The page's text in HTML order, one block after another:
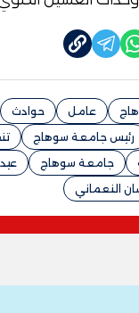
عامل حوادث
رئيس جامعة سوهاج
جامعة سوهاج
النعماني